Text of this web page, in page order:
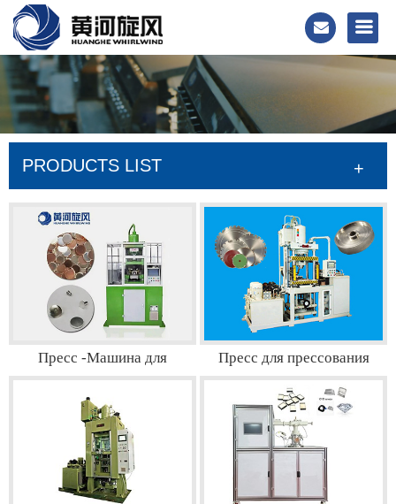
PRODUCTS LIST +
Пресс -Машина для
изготовления алмазных
сегментов
Пресс для прессования
алмазных инструментов